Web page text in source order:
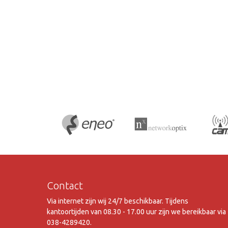
Contact
Via internet zijn wij 24/7 beschikbaar. Tijdens
kantoortijden van 08.30 - 17.00 uur zijn we bereikbaar via
038-4289420.